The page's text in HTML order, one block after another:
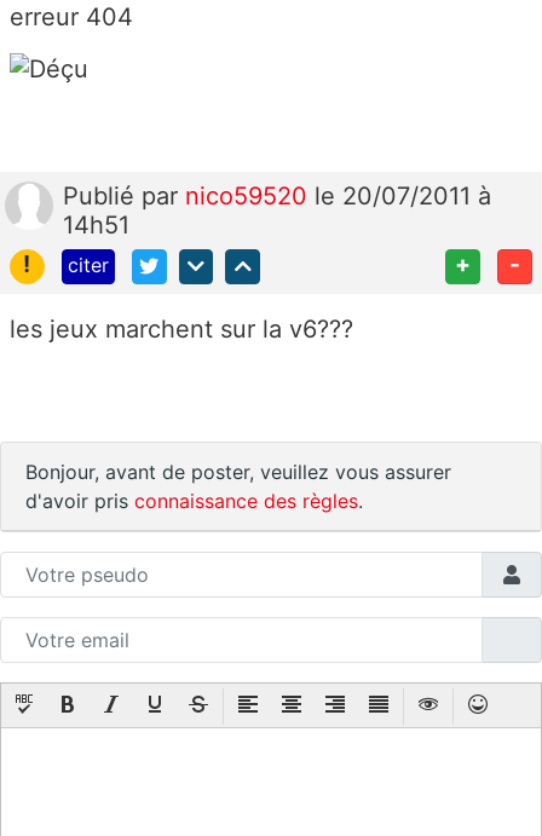
erreur 404
Publié par nico59520 le 20/07/2011 à
14h51
!
citer + -
les jeux marchent sur la v6???
Bonjour, avant de poster, veuillez vous assurer
d'avoir pris connaissance des règles.